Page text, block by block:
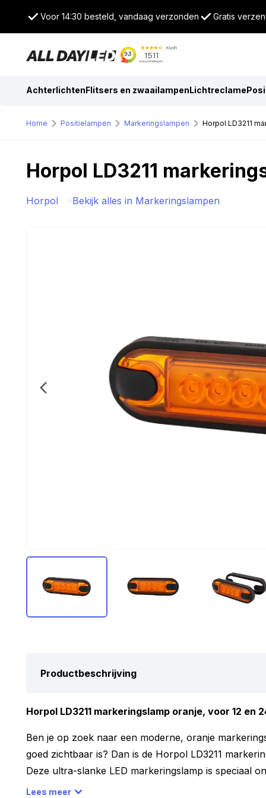
Voor 14:30 besteld, vandaag verzonden Gratis
AchterlichtenFlitsers en zwaailampenLichtreclame
Home Positielampen Markeringslampen Horpol LD3211
Horpol LD3211
Horpol Bekijk alles in Markeringslampen
Productbeschrijving
Horpol LD3211 markeringslamp oranje, voor 12 en
Ben je op zoek naar een moderne, oranje
goed zichtbaar is? Dan is de Horpol LD3211
Deze ultra-slanke LED markeringslamp is speciaal
bedrijfswagens, aanhangers en andere voertuigen
Lees meer